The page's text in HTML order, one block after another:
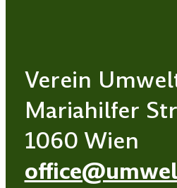
Verein
Mariahilfer
1060 Wien